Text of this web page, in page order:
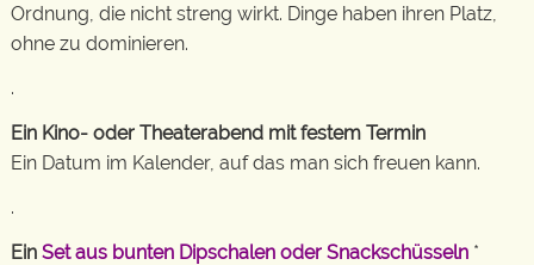
Ordnung, die nicht streng wirkt. Dinge haben ihren Platz,
ohne zu dominieren.
.
Ein Kino- oder Theaterabend mit festem Termin
Ein Datum im Kalender, auf das man sich freuen kann.
.
Ein Set aus bunten Dipschalen oder Snackschüsseln *